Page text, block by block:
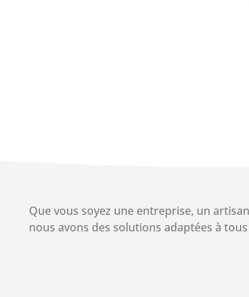
Réserve Naturelle des Marais du Vigueirat, site
Que vous soyez une entreprise, un
nous avons des solutions adaptées à